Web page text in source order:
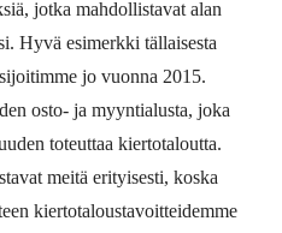
jotka mahdollistavat alan
Hyvä esimerkki tällaisesta
jo vuonna 2015.
osto- ja myyntialusta, joka
toteuttaa kiertotaloutta.
meitä erityisesti, koska
kiertotaloustavoitteidemme